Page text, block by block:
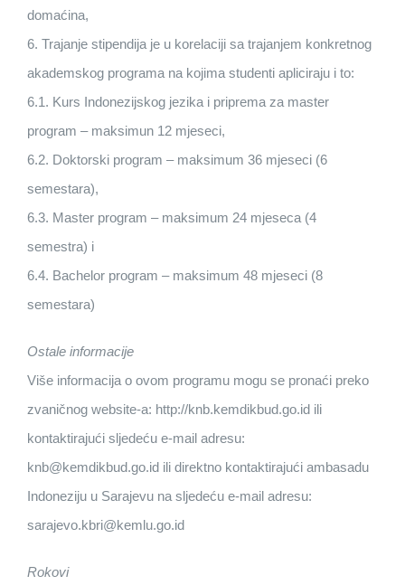
domaćina,
6. Trajanje stipendija je u korelaciji sa trajanjem konkretnog
akademskog programa na kojima studenti apliciraju i to:
6.1. Kurs Indonezijskog jezika i priprema za master
program – maksimun 12 mjeseci,
6.2. Doktorski program – maksimum 36 mjeseci (6
semestara),
6.3. Master program – maksimum 24 mjeseca (4
semestra) i
6.4. Bachelor program – maksimum 48 mjeseci (8
semestara)
Ostale informacije
Više informacija o ovom programu mogu se pronaći preko
zvaničnog website-a: http://knb.kemdikbud.go.id ili
kontaktirajući sljedeću e-mail adresu:
knb@kemdikbud.go.id ili direktno kontaktirajući ambasadu
Indoneziju u Sarajevu na sljedeću e-mail adresu:
sarajevo.kbri@kemlu.go.id
Rokovi